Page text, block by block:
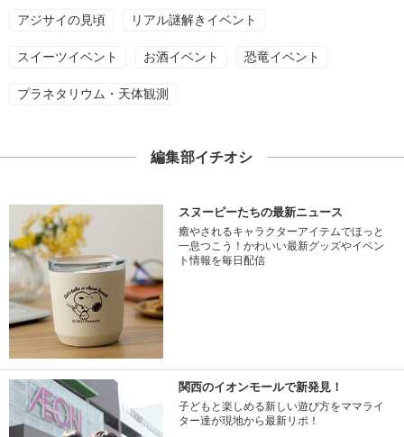
アジサイの見頃 リアル謎解きイベント
スイーツイベント お酒イベント 恐竜イベント
プラネタリウム・天体観測
編集部イチオシ
スヌーピーたちの最新ニュース
癒やされるキャラクターアイテムでほっと
一息つこう！かわいい最新グッズやイベン
ト情報を毎日配信
関西のイオンモールで新発見！
子どもと楽しめる新しい遊び方をママライ
ター達が現地から最新リポ！